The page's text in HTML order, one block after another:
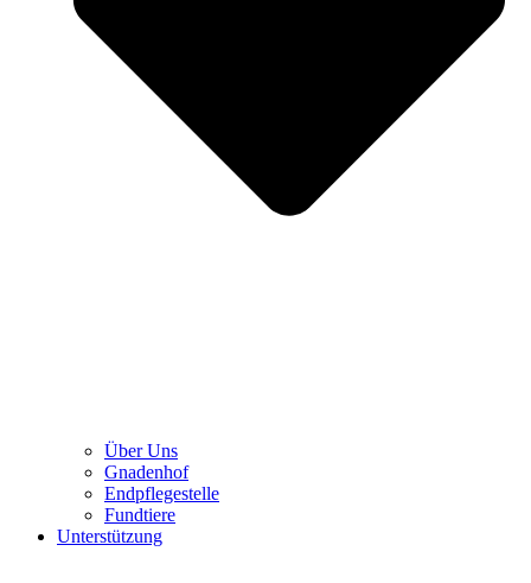
Über Uns
Gnadenhof
Endpflegestelle
Fundtiere
Unterstützung